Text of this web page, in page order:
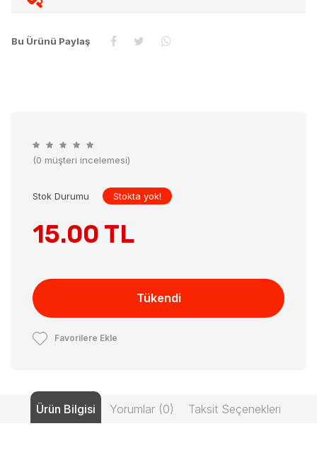
Bu Ürünü Paylaş
(0 müşteri incelemesi)
Stok Durumu Stokta yok!
15.00 TL
Tükendi
Favorilere Ekle
Ürün Bilgisi Yorumlar (0) Taksit Seçenekleri